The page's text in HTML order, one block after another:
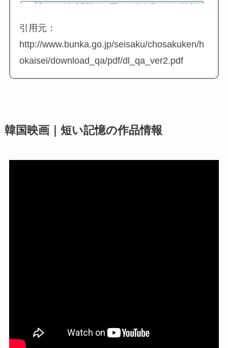
引用元：
http://www.bunka.go.jp/seisaku/chosakuken/h
okaisei/download_qa/pdf/dl_qa_ver2.pdf
韓国映画｜短い記憶の作品情報